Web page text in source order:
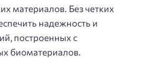
материалов. Без четких
надежность и
построенных с
биоматериалов.